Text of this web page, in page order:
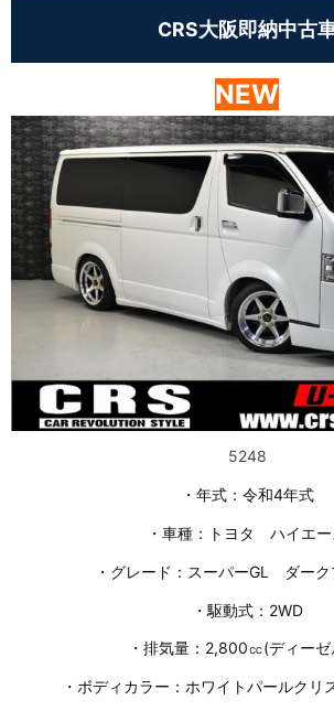
CRS大阪即納中古
NEW
5248
・年式：令和4年式
・車種：トヨタ ハイエー
・グレード：スーパーGL ダーク
・駆動式：2WD
・排気量：2,800㏄(ディーゼ
・ボディカラー：ホワイトパールクリ